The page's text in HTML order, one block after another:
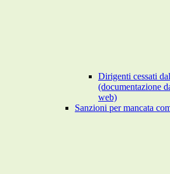
Dirigenti cessati
(documentazione
web)
Sanzioni per mancata